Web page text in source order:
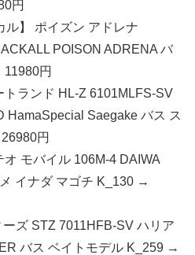
円
ル】 ポイズン アドレナ
POISON ADRENA バ
円
ランド HL-Z 6101MLFS-SV
HamaSpecial Saegake バス ス
円
モバイル 106M-4 DAIWA
イナダ マゴチ K_130 →
ズ STZ 7011HFB-SV ハリア
バス ベイトモデル K_259 →